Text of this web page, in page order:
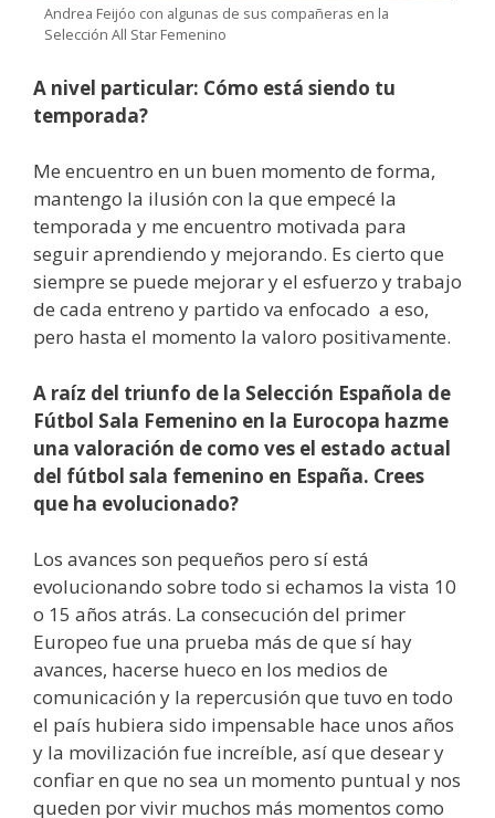
Andrea Feijóo con algunas de sus compañeras en la
Selección All Star Femenino
A nivel particular: Cómo está siendo tu
temporada?
Me encuentro en un buen momento de forma,
mantengo la ilusión con la que empecé la
temporada y me encuentro motivada para
seguir aprendiendo y mejorando. Es cierto que
siempre se puede mejorar y el esfuerzo y trabajo
de cada entreno y partido va enfocado a eso,
pero hasta el momento la valoro positivamente.
A raíz del triunfo de la Selección Española de
Fútbol Sala Femenino en la Eurocopa hazme
una valoración de como ves el estado actual
del fútbol sala femenino en España. Crees
que ha evolucionado?
Los avances son pequeños pero sí está
evolucionando sobre todo si echamos la vista 10
o 15 años atrás. La consecución del primer
Europeo fue una prueba más de que sí hay
avances, hacerse hueco en los medios de
comunicación y la repercusión que tuvo en todo
el país hubiera sido impensable hace unos años
y la movilización fue increíble, así que desear y
confiar en que no sea un momento puntual y nos
queden por vivir muchos más momentos como